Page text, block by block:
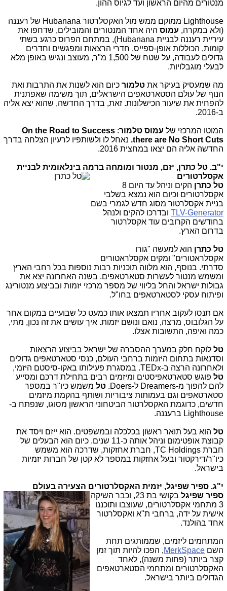
מנטורים מהיום הראשון ועד לגיוס ההון.
Lighthouse ממוקם ממש מול האקסלרטור Hubanana של רעננה
(ולא במקרה, עמוס היה אחד המנטורים והמובילים, שדחפו את
עיריית רעננה לבניית Hubanana), במתחם הפרוס כרגע בשתי
קומות, הכוללות אופן-ספייס, חדרי הרצאות ומפגשים וחדרים
גדולים לעבודה, על שטח של 1,500 מ"ר, מעוצב ונגיש באופן מלא
לבעלי מוגבלויות.
מה שמעסיק בעיקר את טלמור כיום הוא לשנות את התרבות ואת
הנוף של עולם הסטארטאפים הישראלים, תוך משימה שאפתנית
להפחית את שיעור הכישלונות. זאת, בדרך החדשה, שהוא יצא אליה
ב-2016.
המוטו המרכזי של עמוס טלמור:
On the Road to Success
there are No Short Cuts. נאחל לו ולשותפיו לרעיון הצלחה בדרך
החדשה אליה הם יצאו במחצית 2016.
י"ב. טל כתרן, יזם, מנטור ומומחה ברמה בינלאומית לבניית
אקסלרטורים
טל כתרן
הקים וניהל עד היום 8
אקסלרטורים וכיום הוא נמצא בשלבי
בניית אקסלרטור מסוג חדש לגמרי בשם
TLV-Generator ובדרכו להקים ולנהל
בחודשים הקרובים עוד אקסלרטור
בדרום הארץ.
טל כתרן הוא למעשה "גורו
אקסלראטורים" ומקים אקסלראטורים
סדרתי. בנוסף, הוא מלווה תוכניות רבות נוספות בכל רחבי הארץ
ומשמש מנטור לעשרות סטארטאפים. בשנה האחרונה יצא את
גבולות ישראל והחל בליווי של מספר מרכזי יזמות ובביצוע מנטורינג
ופיתוח עסקי לסטארטאפים בחו"ל.
אם תנסו לעקוב אחריו תמצאו אותו כמעט כל שבועיים במקום אחר
על הגלובוס, מרצה, נואם ונושם יזמות. איך עושים את זה נכון, מתי,
כמה ואיפה, התשובות אצלו.
טל לוקח חלק במערך ההסברה של ישראל בביצוע הרצאות
וסדנאות בתחום היזמות ברחבי העולם, כנסי סטארטאפים גדולים
ולאחרונה הרצה ב-TEDx. במסגרת פעילותו באקו-סיסטם היזמי,
טל פוגש סטארטאפיסטים ומיזמים רבים בתחילת דרכם ומסייע
להם להפוך מ-Dreamers ל-Doers.
טל משמש כיו"ר במספר
סטארטאפים וגם בעמותות ציבוריות ושותף בהקמת מיזמים
חדשים, כדוגמת האקסלרטור הביטחוני הראשון מסוגו, שנפתח ב-
Lighthouse ברעננה.
טל הוא בעל תואר ראשון בכלכלה ובמשפטים. הוא ייזם ויסד את
קבוצת אופטימום וניהל אותה כ-11 שנים. כיום הוא הבעלים של
חברת TC Holdings, חברת אחזקות, שדרכה הוא משמש
כיו"ר/דירקטור ובעל אחזקות במספר לא קטן של חברות יזמיות
בישראל.
י"ג. ספיר שפיגל, יזמית האקסלרטורים הצעירה בעולם
ספיר שפיגל
בקושי בת 23, וכבר השיקה
3 מתחמי אקסלרטורים, שעוצבו ותוכננו
אישית על ידה, ברחבי ת"א ואקסלרטור
אחד בהולנד.
המתחמים ליזמים, שממותגים תחת
השם MerkSpace, הפכו להיות תוך זמן
קצר ביותר (פחות משנה), לאחד
האקסלרטורים ומתחמי הסטארטאפים
הגדולים ביותר בישראל.